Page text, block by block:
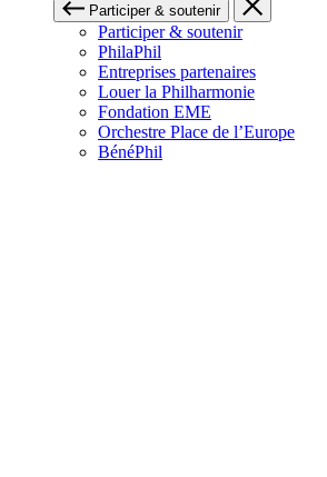
Participer & soutenir
Participer & soutenir
PhilaPhil
Entreprises partenaires
Louer la Philharmonie
Fondation EME
Orchestre Place de l’Europe
BénéPhil